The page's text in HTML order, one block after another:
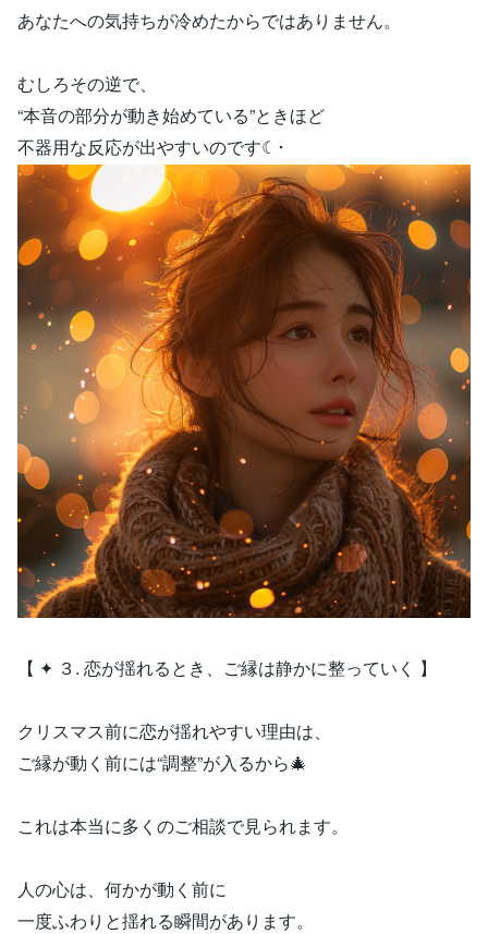
あなたへの気持ちが冷めたからではありません。
むしろその逆で、
“本音の部分が動き始めている”ときほど
不器用な反応が出やすいのです☾･
【 ✦ ３. 恋が揺れるとき、ご縁は静かに整っていく 】
クリスマス前に恋が揺れやすい理由は、
ご縁が動く前には“調整”が入るから🎄
これは本当に多くのご相談で見られます。
人の心は、何かが動く前に
一度ふわりと揺れる瞬間があります。